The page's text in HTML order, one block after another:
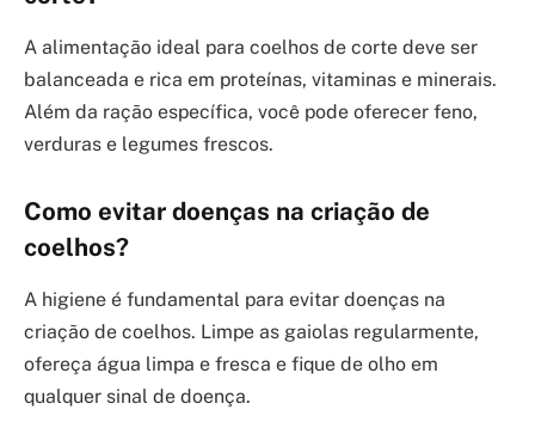
A alimentação ideal para coelhos de corte deve ser
balanceada e rica em proteínas, vitaminas e minerais.
Além da ração específica, você pode oferecer feno,
verduras e legumes frescos.
Como evitar doenças na criação de
coelhos?
A higiene é fundamental para evitar doenças na
criação de coelhos. Limpe as gaiolas regularmente,
ofereça água limpa e fresca e fique de olho em
qualquer sinal de doença.